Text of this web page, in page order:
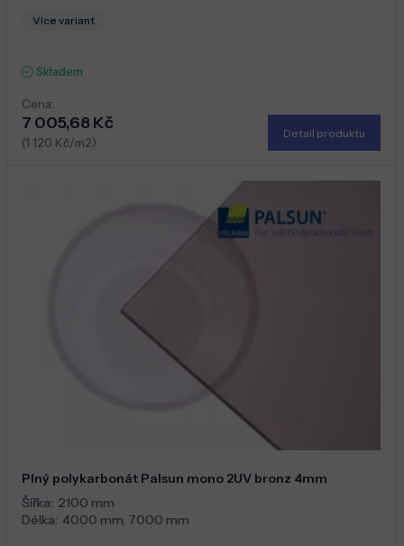
Více variant
Skladem
Cena:
7 005,68 Kč
(1 120 Kč/m2)
Detail produktu
Plný polykarbonát Palsun mono 2UV bronz 4mm
Šířka: 2100 mm
Délka: 4000 mm, 7000 mm